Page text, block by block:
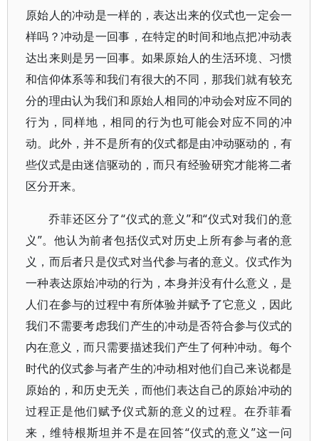
原始人的冲动是一样的，表达出来的仪式也一定会一
样吗？冲动是一回事，在特定的时间和地点把冲动表
达出来则是另一回事。如果原始人的生活环境、习惯
和信仰体系等和我们有很大的不同，那我们就有较充
分的理由认为我们和原始人相同的冲动会对应不同的
行为，同样地，相同的行为也可能会对应不同的冲
动。此外，并不是所有的仪式都是由冲动驱动的，有
些仪式是由迷信驱动的，而只有经验研究才能将二者
区分开来。
乔菲还区分了“仪式的意义”和“仪式对我们的意
义”。他认为前者包括仪式对历史上所有参与者的意
义，而后者只是仪式对当代参与者的意义。仪式作为
一种表达原始冲动的行为，本身并没有什么意义，是
人们在参与的过程中有所体验并赋予了它意义，因此
我们不需要考虑我们产生的冲动是否符合参与仪式的
内在意义，而只需要描述我们产生了何种冲动。每个
时代的仪式参与者产生的冲动相对他们自己来说都是
原始的，和历史无关，而他们表达自己的原始冲动的
过程正是他们赋予仪式新的意义的过程。在乔菲看
来，维特根斯坦并不是在回答“仪式的意义”这一问